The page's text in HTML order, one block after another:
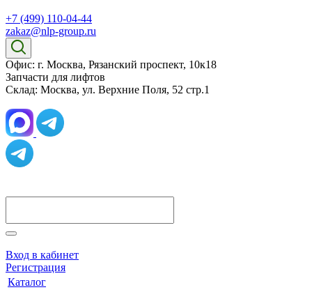
+7 (499) 110-04-44
zakaz@nlp-group.ru
Офис: г. Москва, Рязанский проспект, 10к18
Запчасти для лифтов
Склад: Москва, ул. Верхние Поля, 52 стр.1
Вход в кабинет
Регистрация
Каталог